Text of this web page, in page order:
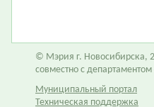
© Мэрия г. Новосибирска,
совместно с
Муниципальный портал
Техническая поддержка